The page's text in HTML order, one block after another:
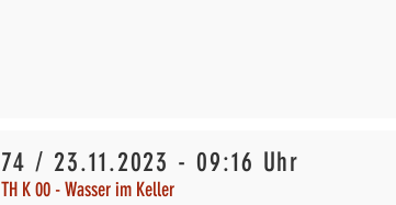
74 / 23.11.2023 - 09:16 Uhr
TH K 00 - Wasser im Keller